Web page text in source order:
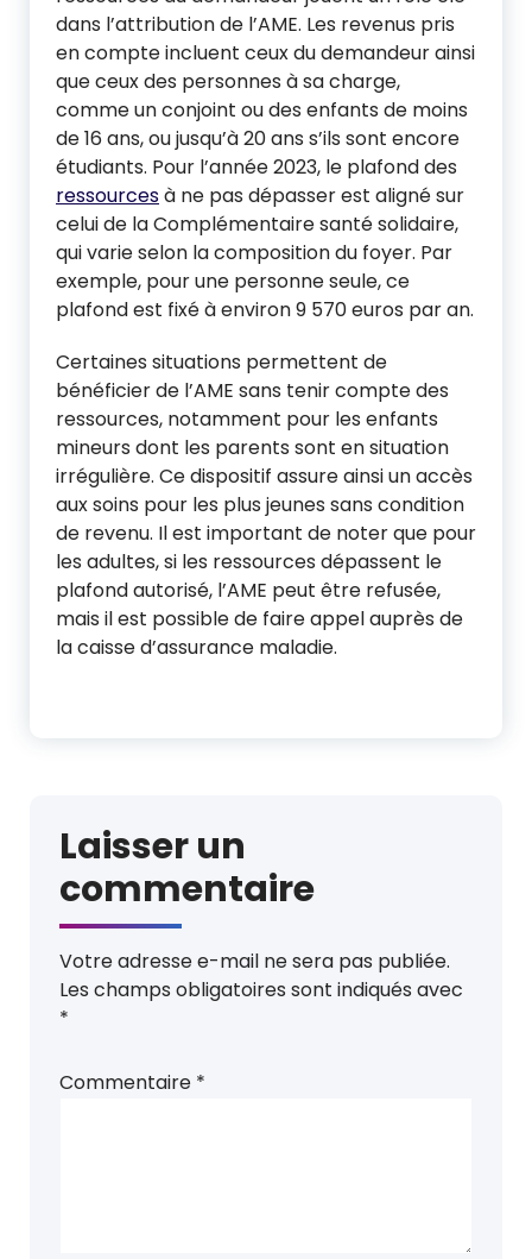
dans l’attribution de l’AME. Les revenus pris
en compte incluent ceux du demandeur ainsi
que ceux des personnes à sa charge,
comme un conjoint ou des enfants de moins
de 16 ans, ou jusqu’à 20 ans s’ils sont encore
étudiants. Pour l’année 2023, le plafond des
ressourcesà ne pas dépasser est aligné sur
celui de la Complémentaire santé solidaire,
qui varie selon la composition du foyer. Par
exemple, pour une personne seule, ce
plafond est fixé à environ 9 570 euros par an.
Certaines situations permettent de
bénéficier de l’AME sans tenir compte des
ressources, notamment pour les enfants
mineurs dont les parents sont en situation
irrégulière. Ce dispositif assure ainsi un accès
aux soins pour les plus jeunes sans condition
de revenu. Il est important de noter que pour
les adultes, si les ressources dépassent le
plafond autorisé, l’AME peut être refusée,
mais il est possible de faire appel auprès de
la caisse d’assurance maladie.
Laisser un
commentaire
Votre adresse e-mail ne sera pas publiée.
Les champs obligatoires sont indiqués avec
*
Commentaire *